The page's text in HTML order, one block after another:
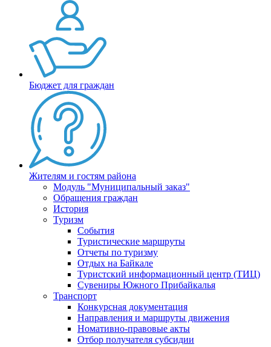
Бюджет для граждан
Жителям и гостям района
Модуль "Муниципальный заказ"
Обращения граждан
История
Туризм
События
Туристические маршруты
Отчеты по туризму
Отдых на Байкале
Туристский информационный центр (ТИЦ)
Сувениры Южного Прибайкалья
Транспорт
Конкурсная документация
Направления и маршруты движения
Номативно-правовые акты
Отбор получателя субсидии